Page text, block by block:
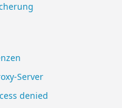
Server
denied